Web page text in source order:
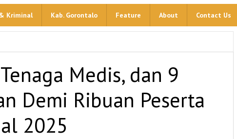
Kriminal Kab. Gorontalo Feature About Contact Us
Medis, dan 9
Demi Ribuan Peserta
2025